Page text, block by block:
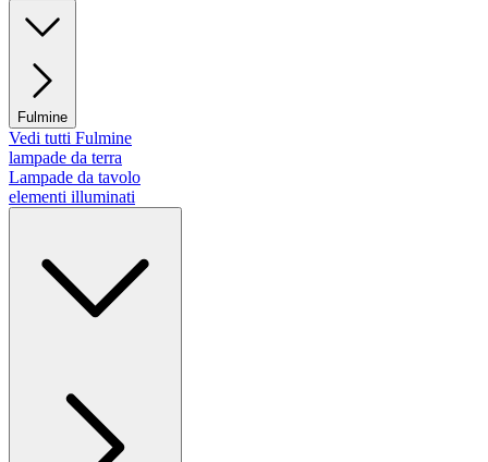
Fulmine
Vedi tutti Fulmine
lampade da terra
Lampade da tavolo
elementi illuminati